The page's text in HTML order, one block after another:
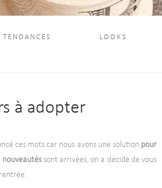
TENDANCES LOOKS
à adopter
ces mots car nous avons une solution pour
nouveautéssont arrivées, on a décidé de vous